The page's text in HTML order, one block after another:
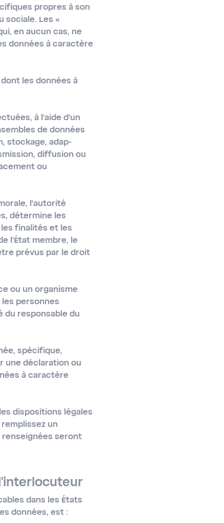
propres à son
sociale. Les «
en aucun cas, ne
données à caractère
les données à
à l'aide d'un
de données
stockage, adap-
diffusion ou
ou
l'autorité
détermine les
finalités et les
l'État membre, le
prévus par le droit
ou un organisme
personnes
responsable du
spécifique,
une déclaration ou
à caractère
dispositions légales
un
renseignées seront
dans les États
données, est :